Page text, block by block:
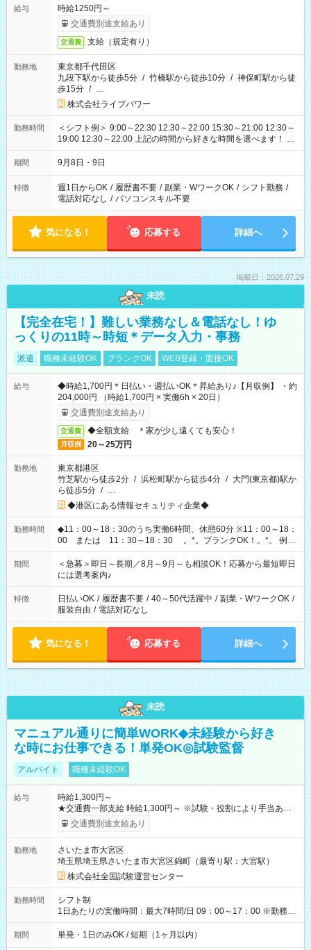
給与
時給1250円～
交通費別途支給あり
交通費 支給（規定有り）
勤務地
東京都千代田区
九段下駅から徒歩5分 / 竹橋駅から徒歩10分 / 神保町駅から徒
歩15分 / …
株式会社ライブパワー
勤務時間
＜シフト例＞ 9:00～22:30 12:30～22:00 15:30～21:00 12:30～
19:00 12:30～22:00 上記の時間から好きな時間を選べます！ ※
時間は変更となる可能性があります
期間 9月8日・9日
特徴 週1日からOK / 履歴書不要 / 副業・WワークOK / シフト勤務 /
電話対応なし / パソコンスキル不要
気になる！ 応募する 詳細へ
掲載日：2026.07.29
未読
【完全在宅！】難しい業務なし＆電話なし！ゆ
っくりの11時～時短＊データ入力・事務
派遣 職種未経験OK ブランクOK WEB登録・面接OK
給与
◆時給1,700円＊日払い・週払いOK＊昇給あり♪【月収例】 ・約
204,000円 （時給1,700円 × 実働6h × 20日）
交通費別途支給あり
交通費 ◆全額支給 ＊家が少し遠くても安心！
月収例 20～25万円
勤務地
東京都港区
竹芝駅から徒歩2分 / 浜松町駅から徒歩4分 / 大門(東京都)駅か
ら徒歩5分 / …
◆港区にある情報セキュリティ企業◆
勤務時間
◆11：00～18：30のうち実働6時間、休憩60分 ※11：00～18：
00 または 11：30～18：30 。*。ブランクOK！。*。 例え
ば前職が、 在宅/財団法人/事務/コールセンター/受付/販売/カフェ
スタッフ スイーツ販売/ホテルフロント/化粧品販売/など 様々な
業界から入社して活躍されています♪
期間
＜急募＞即日～長期／8月～9月～も相談OK！応募から最短即日
には選考案内♪
特徴 日払いOK / 履歴書不要 / 40～50代活躍中 / 副業・WワークOK /
服装自由 / 電話対応なし
気になる！ 応募する 詳細へ
未読
マニュアル通りに簡単WORK◆未経験から好き
な時にお仕事できる！単発OK◎試験監督
アルバイト 職種未経験OK
給与
時給1,300円～
★交通費一部支給 時給1,300円～ ※試験・役割により手当あり
※勤務回数により昇給あり 【即給（前払い）オプションあ
り！】 希望される場合、勤務から1週間ほどで給与の一部を受け
例】 ・河合塾模擬試験 8:30～17:30（休憩1時間） 時給1,300円
×8時間＝日収10,400円＋交通費 ※当日の役割により時給＋100
円の場合あり ・国家試験 7:00～13:30（休憩なし） 時給1,300
円（役割手当＋100円）×6時間＝日収8,400円＋交通費 【試用期
間】試用期間なし
交通費別途支給あり
勤務地
さいたま市大宮区
埼玉県埼玉県さいたま市大宮区錦町（最寄り駅：大宮駅）
株式会社全国試験運営センター
勤務時間
シフト制
1日あたりの実働時間：最大7時間/日 09：00～17：00 ※勤務時
間は 試験により異なります。
期間 単発・1日のみOK / 短期（1ヶ月以内）